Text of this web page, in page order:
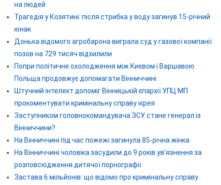
на людей
Трагедія у Козятині: після стрибка у воду загинув 15-річний
юнак
Донька відомого агробарона виграла суд у газової компанії:
позов на 729 тисяч відхилили
Попри політичне охолодження між Києвом і Варшавою
Польща продовжує допомагати Вінниччині
Штучний інтелект допоміг Вінницькій єпархії УПЦ МП
прокоментувати кримінальну справу ієрея
Заступником головнокомандувача ЗСУ стане генерал із
Вінниччини?
На Вінниччині під час пожежі загинула 85-річна жінка
На Вінниччині чоловіка засудили до 9 років ув’язнення за
розповсюдження дитячої порнографії
Застава 6 мільйонів: що відомо про кримінальну справу